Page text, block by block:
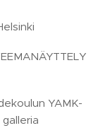
YAMK-